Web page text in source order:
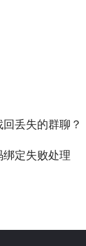
丢失的群聊？
定失败处理